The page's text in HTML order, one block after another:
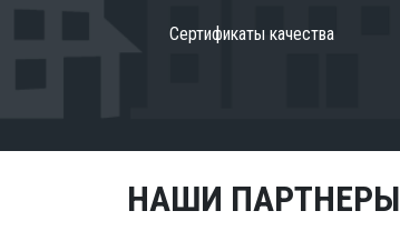
Сертификаты качества
НАШИ ПАРТНЕРЫ